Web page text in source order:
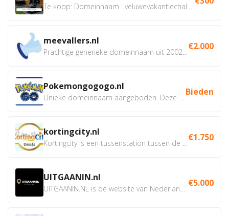
meevallers.nl €2.000
Pokemongogogo.nl Bieden
kortingcity.nl €1.750
UITGAANIN.nl €5.000